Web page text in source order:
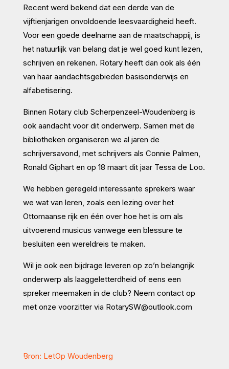
Recent werd bekend dat een derde van de
vijftienjarigen onvoldoende leesvaardigheid heeft.
Voor een goede deelname aan de maatschappij, is
het natuurlijk van belang dat je wel goed kunt lezen,
schrijven en rekenen. Rotary heeft dan ook als één
van haar aandachtsgebieden basisonderwijs en
alfabetisering.
Binnen Rotary club Scherpenzeel-Woudenberg is
ook aandacht voor dit onderwerp. Samen met de
bibliotheken organiseren we al jaren de
schrijversavond, met schrijvers als Connie Palmen,
Ronald Giphart en op 18 maart dit jaar Tessa de Loo.
We hebben geregeld interessante sprekers waar
we wat van leren, zoals een lezing over het
Ottomaanse rijk en één over hoe het is om als
uitvoerend musicus vanwege een blessure te
besluiten een wereldreis te maken.
Wil je ook een bijdrage leveren op zo’n belangrijk
onderwerp als laaggeletterdheid of eens een
spreker meemaken in de club? Neem contact op
met onze voorzitter via RotarySW@outlook.com
Bron: LetOp Woudenberg